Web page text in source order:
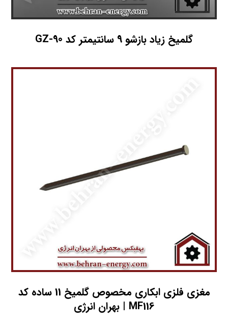
گلمیخ زیاد بازشو 9 سانتیمتر کد GZ-90
مغزي فلزي ابکاري مخصوص گلمیخ 11 ساده کد
MF116 | بهران انرژی